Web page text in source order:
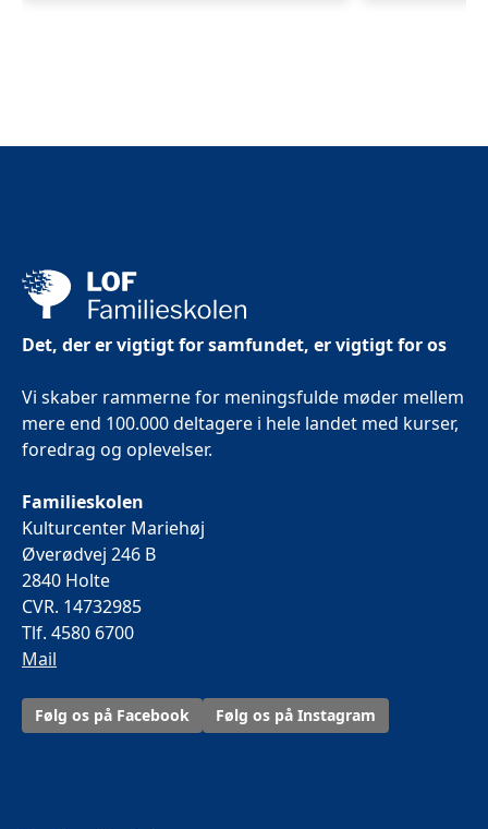
Det, der er vigtigt for samfundet, er vigtigt for os
Vi skaber rammerne for meningsfulde møder mellem
mere end 100.000 deltagere i hele landet med kurser,
foredrag og oplevelser.
Familieskolen
Kulturcenter Mariehøj
Øverødvej 246 B
2840 Holte
CVR. 14732985
Tlf. 4580 6700
Mail
Følg os på Facebook Følg os på Instagram